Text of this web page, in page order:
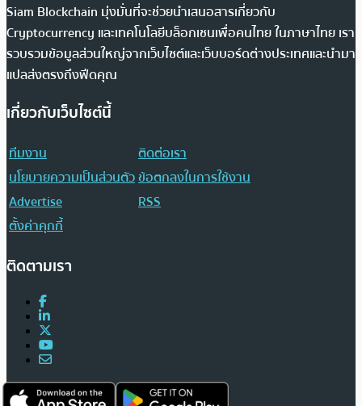
Siam Blockchain มุ่งมั่นที่จะช่วยนำเสนอสารเกี่ยวกับ
Cryptocurrency และเทคโนโลยีบล็อกเชนเพื่อคนไทย ในภาษาไทย เรา
รวบรวมข้อมูลส่วนใหญ่จากเว็บไซต์และเว็บบอร์ดต่างประเทศและนำมา
แปลส่งตรงถึงฟีดคุณ
เกี่ยวกับเว็บไซต์นี้
ทีมงาน
ติดต่อเรา
นโยบายความเป็นส่วนตัวข้อตกลงในการใช้งาน
Advertise
RSS
ตั้งค่าคุกกี้
ติดตามเรา